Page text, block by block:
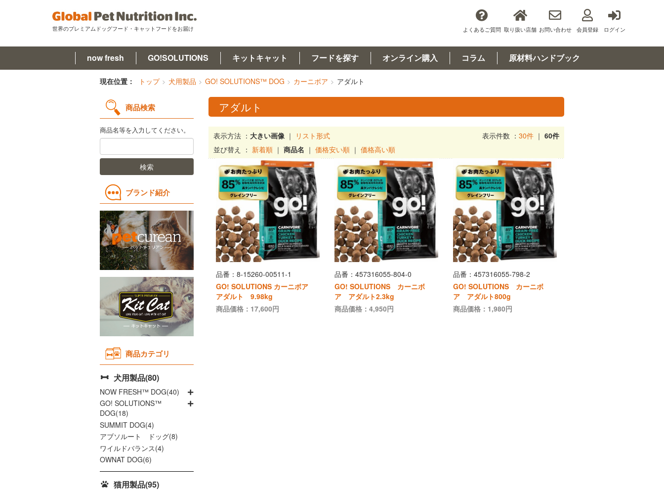
世界のプレミアムドッグフード・キャットフードをお届け よくあるご質問 取り扱い店舗 お問い合わせ 会員登録 ログイン
now fresh GO!SOLUTIONS キットキャット フードを探す オンライン購入 コラム 原材料ハンドブック
now fresh(ナウフレッシュ)
GO!SOLUTIONS(ゴー)
キットキャット
原材料ハンドブック
Instagram
Youtubeチャネル
取り扱い店舗 ご利用ガイド
よくあるご質問 お問い合わせ
現在位置： トップ 犬用製品 GO! SOLUTIONS™ DOG カーニボア アダルト
アダルト
表示方法 ： 大きい画像 ｜ リスト形式 表示件数 ： 30件 ｜ 60件
並び替え ： 新着順 ｜ 商品名 ｜ 価格安い順 ｜ 価格高い順
品番：8-15260-00511-1
GO! SOLUTIONS カーニボア
アダルト 9.98kg
商品価格：17,600円
品番：457316055-804-0
GO! SOLUTIONS カーニボ
ア アダルト2.3kg
商品価格：4,950円
品番：457316055-798-2
GO! SOLUTIONS カーニボ
ア アダルト800g
商品価格：1,980円
商品検索
商品名等を入力してください。
検索
ブランド紹介
商品カテゴリ
犬用製品(80)
NOW FRESH™ DOG(40)
GO! SOLUTIONS™
DOG(18)
SUMMIT DOG(4)
アブソルート ドッグ(8)
ワイルドバランス(4)
OWNAT DOG(6)
猫用製品(95)